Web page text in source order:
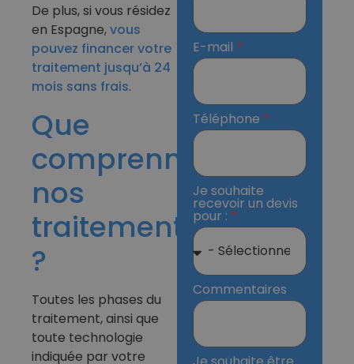
De plus, si vous résidez
en Espagne,vous
pouvez financer votre
traitement jusqu’à 24
mois sans frais.
Que
comprennent
nos
traitements
?
Toutes les phases du
traitement, ainsi que
toute technologie
indiquée par votre
E-mail
Téléphone
Je souhaite
recevoir un devis
pour :
Commentaires